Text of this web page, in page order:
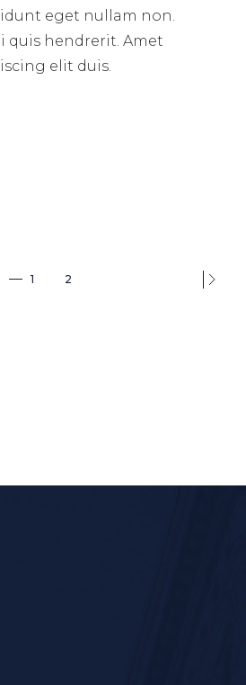
eget nullam non.
quis hendrerit. Amet
elit duis.
1 2